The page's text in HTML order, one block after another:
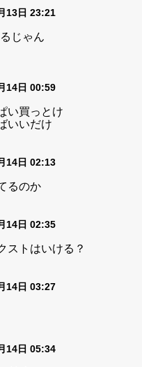
13日 23:21
じゃん
14日 00:59
い買っとけ
いいだけ
14日 02:13
るのか
14日 02:35
ストはいける？
14日 03:27
14日 05:34